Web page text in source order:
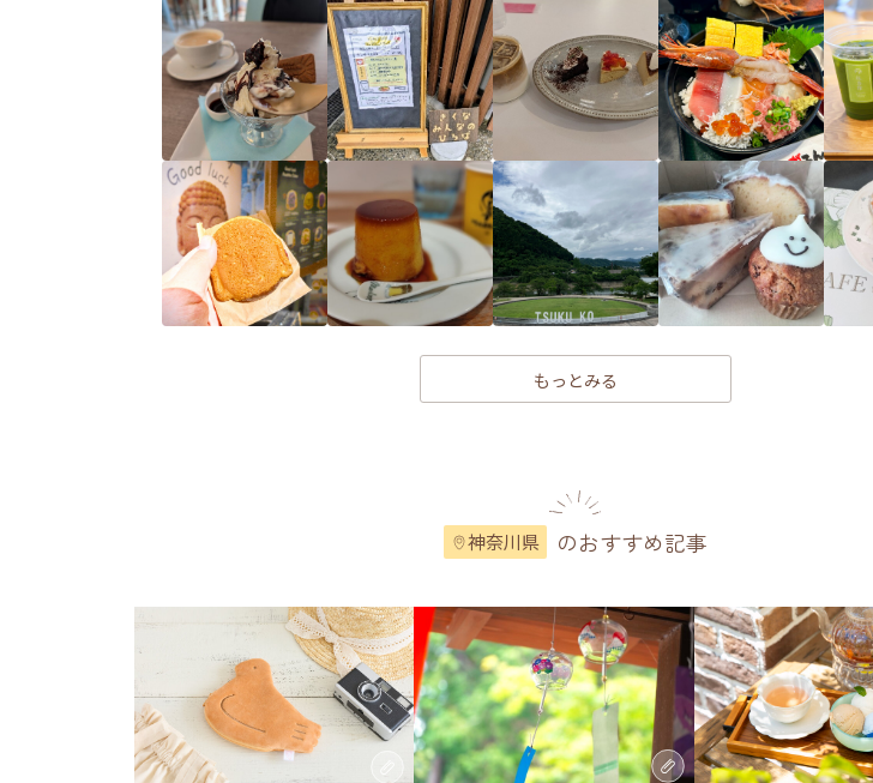
もっとみる
神奈川県 のおすすめ記事